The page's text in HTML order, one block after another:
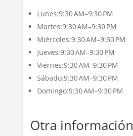
Lunes:9:30 AM–9:30 PM
Martes:9:30 AM–9:30 PM
Miércoles:9:30 AM–9:30 PM
Jueves:9:30 AM–9:30 PM
Viernes:9:30 AM–9:30 PM
Sábado:9:30 AM–9:30 PM
Domingo:9:30 AM–9:30 PM
Otra información